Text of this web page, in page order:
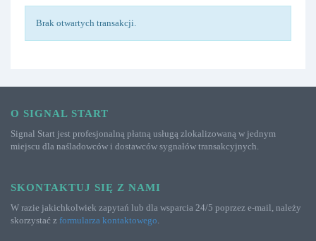
Brak otwartych transakcji.
O SIGNAL START
Signal Start jest profesjonalną płatną usługą zlokalizowaną w jednym
miejscu dla naśladowców i dostawców sygnałów transakcyjnych.
SKONTAKTUJ SIĘ Z NAMI
W razie jakichkolwiek zapytań lub dla wsparcia 24/5 poprzez e-mail, należy
skorzystać z formularza kontaktowego.